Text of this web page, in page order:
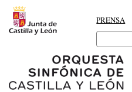
PRENSA
Search
for: